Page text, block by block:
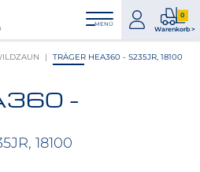
MENÜ
zum
Konto
0
Warenkorb >
0
im
TRÄGER HEA360 - S235JR, 18100
-
18100